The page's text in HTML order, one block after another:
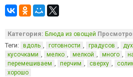
Категория: Блюда из овощей
Теги: вдоль , готовности , градусов ,
кусочками , мелко , мелкой , много ,
перемешиваем , перчим , сверху ,
хорошо